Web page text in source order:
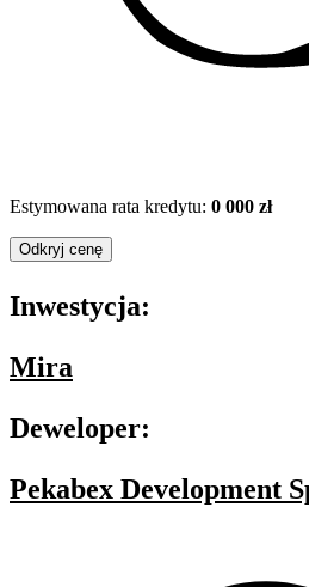
Estymowana rata kredytu: 0 000 zł
Odkryj cenę
Inwestycja:
Mira
Deweloper:
Pekabex Development